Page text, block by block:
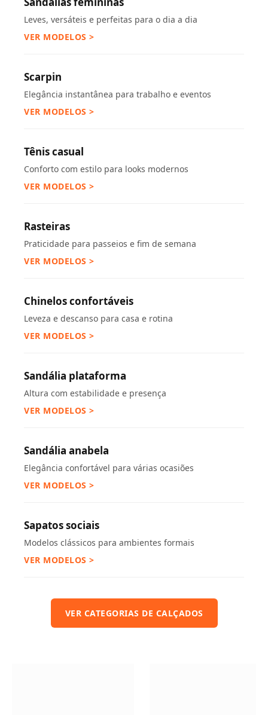
Leves, versáteis e perfeitas para o dia a dia
VER MODELOS >
Scarpin
Elegância instantânea para trabalho e eventos
VER MODELOS >
Tênis casual
Conforto com estilo para looks modernos
VER MODELOS >
Rasteiras
Praticidade para passeios e fim de semana
VER MODELOS >
Chinelos confortáveis
Leveza e descanso para casa e rotina
VER MODELOS >
Sandália plataforma
Altura com estabilidade e presença
VER MODELOS >
Sandália anabela
Elegância confortável para várias ocasiões
VER MODELOS >
Sapatos sociais
Modelos clássicos para ambientes formais
VER MODELOS >
VER CATEGORIAS DE CALÇADOS